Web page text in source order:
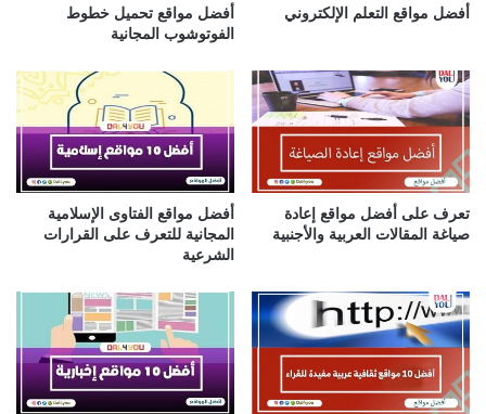
ي
أفضل مواقع التعلم الإلكتروني
أفضل مواقع تحميل خطوط
الفوتوشوب المجانية
تعرف على أفضل مواقع إعادة
صياغة المقالات العربية والأجنبية
أفضل مواقع الفتاوى الإسلامية
المجانية للتعرف على القرارات
الشرعية